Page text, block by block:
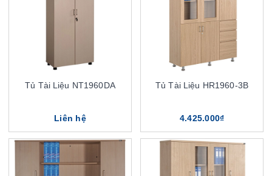
Tủ Tài Liệu NT1960DA
Liên hệ
Tủ Tài Liệu HR1960-3B
4.425.000₫